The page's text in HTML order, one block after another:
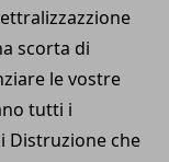
scorta di
le vostre
tutti i
Distruzione che